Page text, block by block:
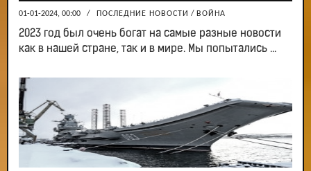
01-01-2024, 00:00 / ПОСЛЕДНИЕ НОВОСТИ / ВОЙНА
2023 год был очень богат на самые разные новости
как в нашей стране, так и в мире. Мы попытались ...